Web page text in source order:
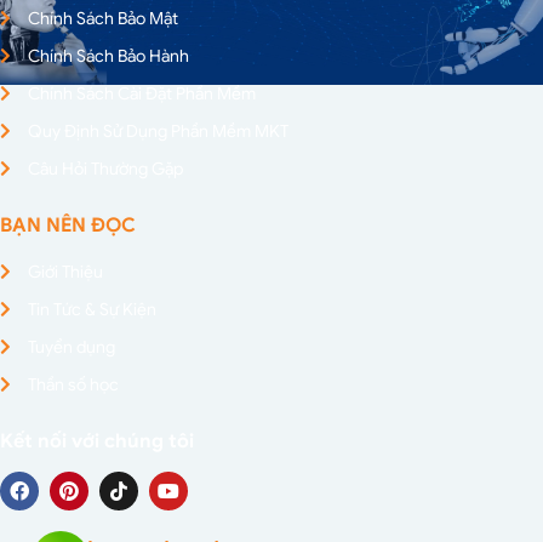
Chính Sách Bảo Mật
Chính Sách Bảo Hành
BẠN NÊN ĐỌC